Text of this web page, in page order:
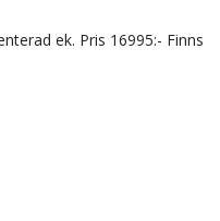
ek. Pris 16995:- Finns